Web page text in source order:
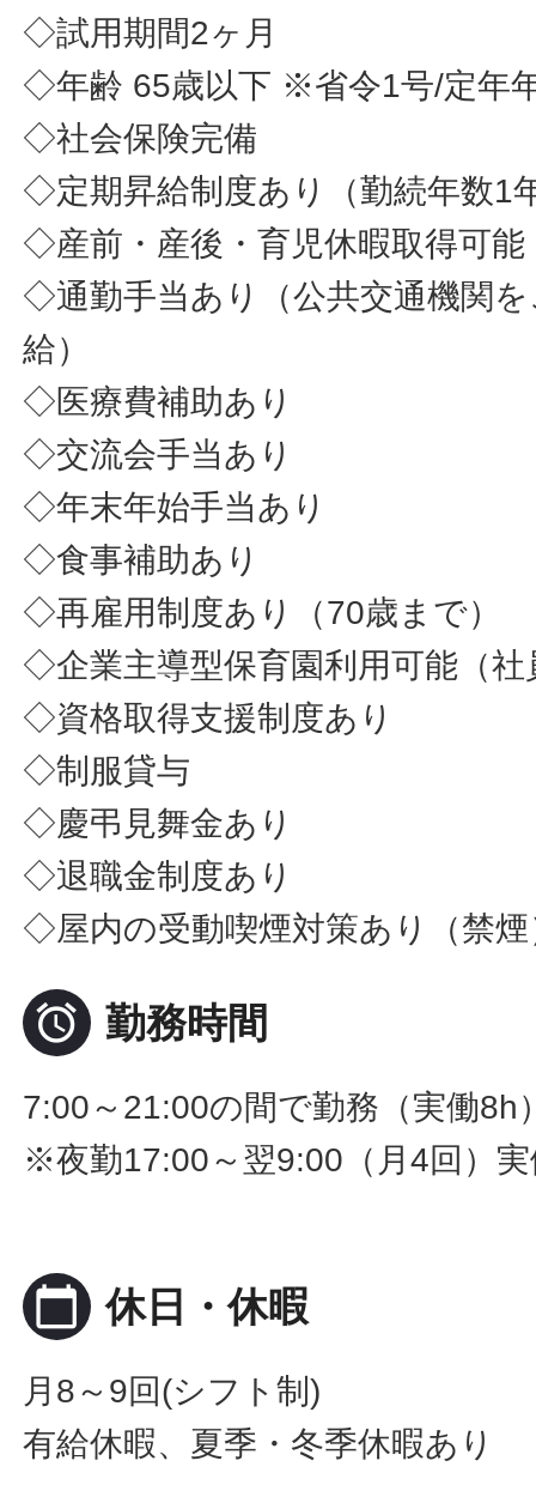
◇試用期間2ヶ月
◇年齢 65歳以下 ※省令1号/定年
◇社会保険完備
◇定期昇給制度あり（勤続年数1
◇産前・産後・育児休暇取得可能
◇通勤手当あり（公共交通機関
給）
◇医療費補助あり
◇交流会手当あり
◇年末年始手当あり
◇食事補助あり
◇再雇用制度あり（70歳まで）
◇企業主導型保育園利用可能（社
◇資格取得支援制度あり
◇制服貸与
◇慶弔見舞金あり
◇退職金制度あり
◇屋内の受動喫煙対策あり（禁煙
 勤務時間
7:00～21:00の間で勤務（実働8h
※夜勤17:00～翌9:00（月4回）
calendar_today 休日・休暇
月8～9回(シフト制)
有給休暇、夏季・冬季休暇あり